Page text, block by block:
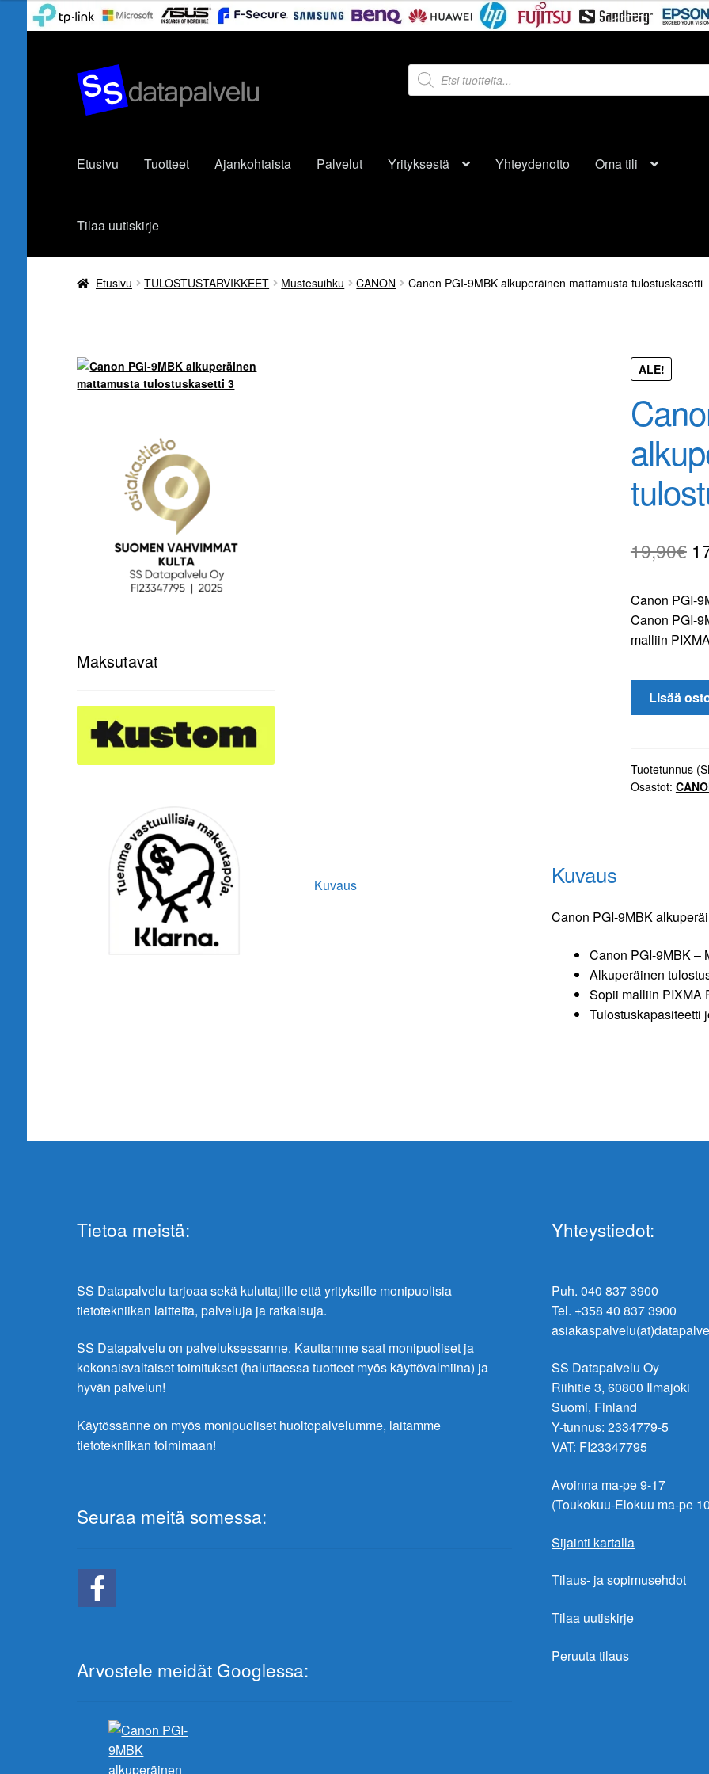
Siirry
navigointiin
Siirry
sisältöön
Products
search
Etusivu Tuotteet Ajankohtaista Palvelut Yrityksestä Yhteydenotto Oma tili
Tilaa uutiskirje
Etusivu TULOSTUSTARVIKKEET Mustesuihku CANON Canon PGI-9MBK alkuperäinen mattamusta tulostuskasetti
ALE!
19,90€
Canon PGI-
Canon PGI-
malliin
Canon
mattamusta
tulostuskasetti
Lisää
Tuotetunnus
Osastot:
Kuvaus Kuvaus
Canon PGI-9MBK
Canon PGI-9MBK –
Alkuperäinen
Sopii malliin PIXMA
Tulostuskapasiteetti
Maksutavat
Tietoa meistä:
SS Datapalvelu tarjoaa sekä kuluttajille että yrityksille monipuolisia
tietotekniikan laitteita, palveluja ja ratkaisuja.
SS Datapalvelu on palveluksessanne. Kauttamme saat monipuoliset ja
kokonaisvaltaiset toimitukset (haluttaessa tuotteet myös käyttövalmiina) ja
hyvän palvelun!
Käytössänne on myös monipuoliset huoltopalvelumme, laitamme
tietotekniikan toimimaan!
Seuraa meitä somessa:
Arvostele meidät Googlessa:
Yhteystiedot:
Puh. 040 837 3900
Tel. +358 40 837 3900
SS Datapalvelu Oy
Riihitie 3, 60800 Ilmajoki
Suomi, Finland
Y-tunnus: 2334779-5
VAT: FI23347795
Avoinna ma-pe 9-17
(Toukokuu-Elokuu ma-pe
Sijainti kartalla
Tilaus- ja sopimusehdot
Tilaa uutiskirje
Peruuta tilaus